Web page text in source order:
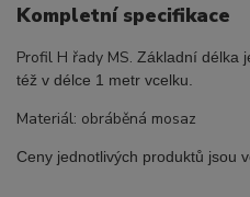
Kompletní specifikace
Profil H řady MS. Základní délka
též v délce 1 metr vcelku.
Materiál: obráběná mosaz
Ceny jednotlivých produktů jsou